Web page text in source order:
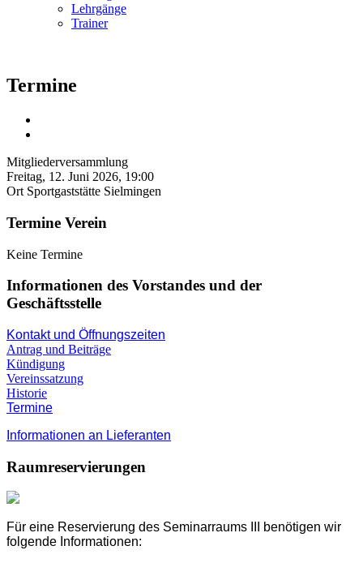
Lehrgänge
Trainer
Termine
Mitgliederversammlung
Freitag, 12. Juni 2026, 19:00
Ort Sportgaststätte Sielmingen
Termine Verein
Keine Termine
Informationen des Vorstandes und der
Geschäftsstelle
Kontakt und Öffnungszeiten
Antrag und Beiträge
Kündigung
Vereinssatzung
Historie
Termine
Informationen an Lieferanten
Raumreservierungen
Für eine Reservierung des Seminarraums III benötigen wir
folgende Informationen: